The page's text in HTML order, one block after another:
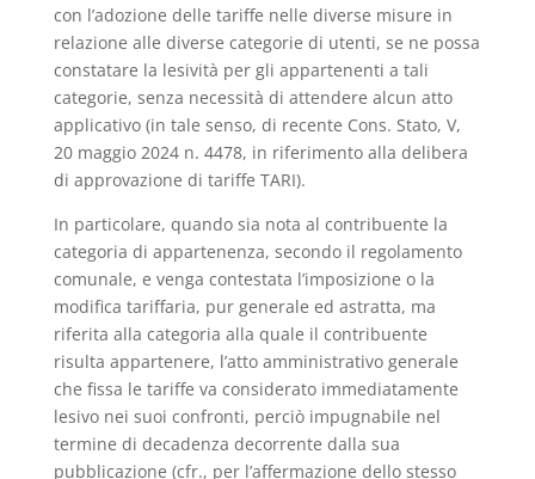
con l’adozione delle tariffe nelle diverse misure in
relazione alle diverse categorie di utenti, se ne possa
constatare la lesività per gli appartenenti a tali
categorie, senza necessità di attendere alcun atto
applicativo (in tale senso, di recente Cons. Stato, V,
20 maggio 2024 n. 4478, in riferimento alla delibera
di approvazione di tariffe TARI).
In particolare, quando sia nota al contribuente la
categoria di appartenenza, secondo il regolamento
comunale, e venga contestata l’imposizione o la
modifica tariffaria, pur generale ed astratta, ma
riferita alla categoria alla quale il contribuente
risulta appartenere, l’atto amministrativo generale
che fissa le tariffe va considerato immediatamente
lesivo nei suoi confronti, perciò impugnabile nel
termine di decadenza decorrente dalla sua
pubblicazione (cfr., per l’affermazione dello stesso